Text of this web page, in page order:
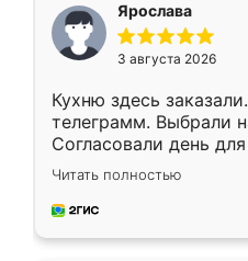
Ярослава
3 августа 2026
Кухню здесь
телеграмм. Выбрали
Согласовали день
недели кухня была
довольны работой.
мебель за
Читать полностью